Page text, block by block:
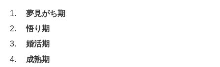
夢見がち期
悟り期
婚活期
成熟期